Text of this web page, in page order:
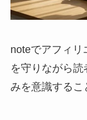
noteでアフィリ
を守りながら
みを意識するこ